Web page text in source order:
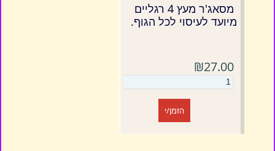
מסאג'ר מעץ 4 רגליים
מיועד לעיסוי לכל הגוף.
₪27.00
הזמן/י